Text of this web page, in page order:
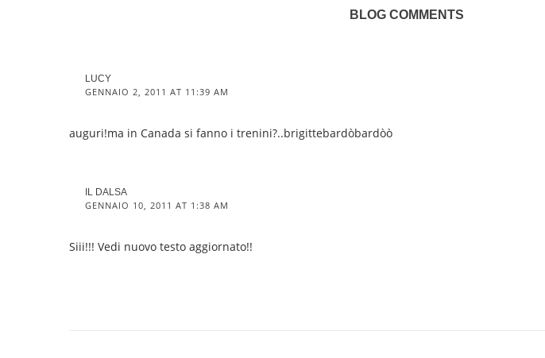
BLOG COMMENTS
LUCY
GENNAIO 2, 2011 AT 11:39 AM
auguri!ma in Canada si fanno i trenini?..brigittebardòbardòò
IL DALSA
GENNAIO 10, 2011 AT 1:38 AM
Siii!!! Vedi nuovo testo aggiornato!!